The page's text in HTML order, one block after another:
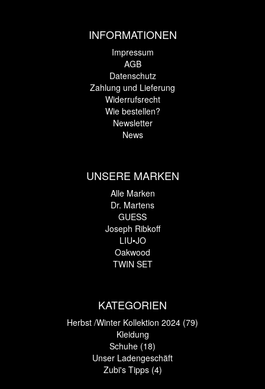
INFORMATIONEN
Impressum
AGB
Datenschutz
Zahlung und Lieferung
Widerrufsrecht
Wie bestellen?
Newsletter
News
UNSERE MARKEN
Alle Marken
Dr. Martens
GUESS
Joseph Ribkoff
LIU•JO
Oakwood
TWIN SET
KATEGORIEN
Herbst /Winter Kollektion 2024 (79)
Kleidung
Schuhe (18)
Unser Ladengeschäft
Zubi's Tipps (4)